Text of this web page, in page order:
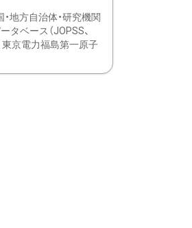
地方自治体・研究機関
ベース（JOPSS、
東京電力福島第一原子